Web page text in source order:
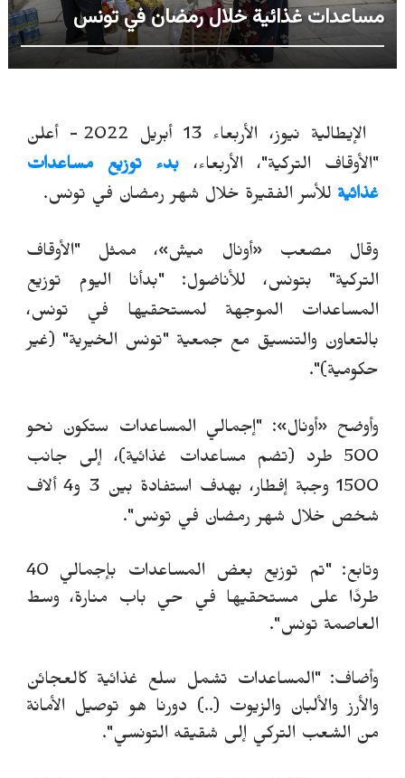
مساعدات غذائية خلال رمضان في تونس
الإيطالية نيوز، الأربعاء 13 أبريل 2022 -
أعلن
"الأوقاف التركية"، الأربعاء، بدء توزيع مساعدات
غذائية للأسر الفقيرة خلال شهر رمضان في تونس.
وقال مصعب«أونال ميش»، ممثل "الأوقاف
التركية" بتونس، للأناضول: "بدأنا اليوم توزيع
المساعدات الموجهة لمستحقيها في تونس،
بالتعاون والتنسيق مع جمعية "تونس الخيرية" (غير
حكومية)".
وأوضح«أونال»: "إجمالي المساعدات ستكون نحو
500 طرد (تضم مساعدات غذائية)، إلى جانب
1500 وجبة إفطار، بهدف استفادة بين 3 و4 ألاف
شخص خلال شهر رمضان في تونس".
وتابع: "تم توزيع بعض المساعدات بإجمالي 40
طردًا على مستحقيها في حي باب منارة، وسط
العاصمة تونس".
وأضاف: "المساعدات تشمل سلع غذائية كالعجائن
والأرز والألبان والزيوت (..) دورنا هو توصيل الأمانة
من الشعب التركي إلى شقيقه التونسي".